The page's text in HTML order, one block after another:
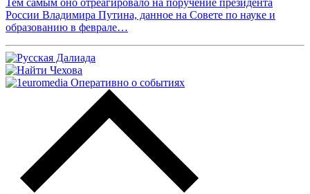
Тем самым оно отреагировало на поручение президента
России Владимира Путина, данное на Совете по науке и
образованию в феврале…